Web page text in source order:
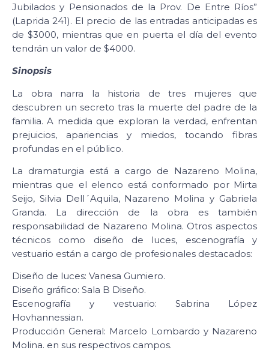
Jubilados y Pensionados de la Prov. De Entre Ríos”
(Laprida 241). El precio de las entradas anticipadas es
de $3000, mientras que en puerta el día del evento
tendrán un valor de $4000.
Sinopsis
La obra narra la historia de tres mujeres que
descubren un secreto tras la muerte del padre de la
familia. A medida que exploran la verdad, enfrentan
prejuicios, apariencias y miedos, tocando fibras
profundas en el público.
La dramaturgia está a cargo de Nazareno Molina,
mientras que el elenco está conformado por Mirta
Seijo, Silvia Dell´Aquila, Nazareno Molina y Gabriela
Granda. La dirección de la obra es también
responsabilidad de Nazareno Molina. Otros aspectos
técnicos como diseño de luces, escenografía y
vestuario están a cargo de profesionales destacados:
Diseño de luces: Vanesa Gumiero.
Diseño gráfico: Sala B Diseño.
Escenografía y vestuario: Sabrina López
Hovhannessian.
Producción General: Marcelo Lombardo y Nazareno
Molina. en sus respectivos campos.